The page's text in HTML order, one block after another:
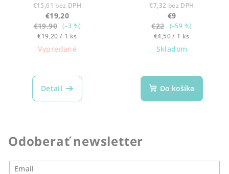
€15,61 bez DPH
€19,20
€19,90 (–3 %)
Jednotková
cena:
€19,20 / 1 ks
Vypredané
Detail
€7,32 bez DPH
€9
€22
(–59 %)
Jednotková
cena:
€4,50 / 1 ks
Skladom
Do košíka
Odoberať newsletter
Email